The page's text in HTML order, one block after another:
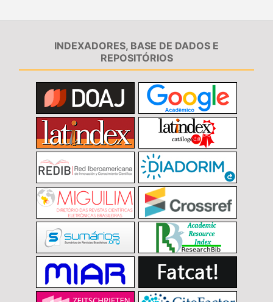
INDEXADORES, BASE DE DADOS E
REPOSITÓRIOS